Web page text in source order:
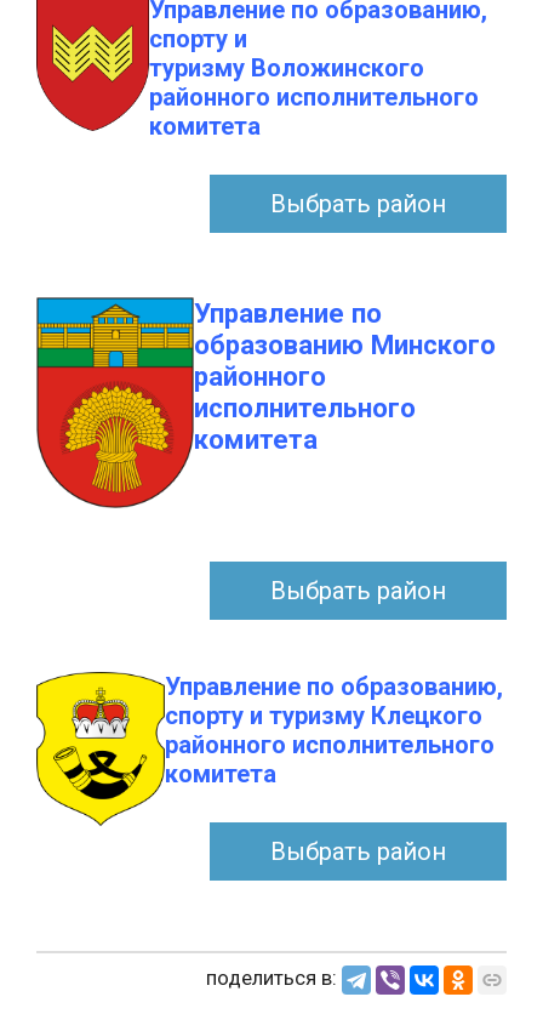
Управление по образованию,
спорту и
туризму Воложинского
районного исполнительного
комитета
Выбрать район
Управление по
образованию Минского
районного
исполнительного
комитета
Выбрать район
Управление по образованию,
спорту и туризму Клецкого
районного исполнительного
комитета
Выбрать район
поделиться в: